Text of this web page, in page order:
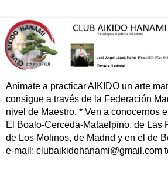
Animate a practicar AIKIDO un arte
consigue a través de la Federación
nivel de Maestro. * Ven a conocernos
El Boalo-Cerceda-Mataelpino, de Las
de Los Molinos, de Madrid y en el de
e-mail: clubaikidohanami@gmail.com